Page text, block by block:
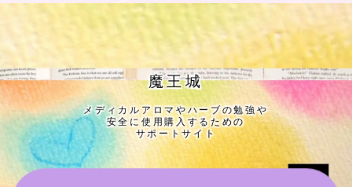
公式ウェブサイト『Botanical Study』
Cジャスミン瑠璃地楽の主な活動先リンク集
プロフィール
アロマハーブアンケート
魔王城
メディカルアロマやハーブの勉強や
安全に使用購入するための
サポートサイト